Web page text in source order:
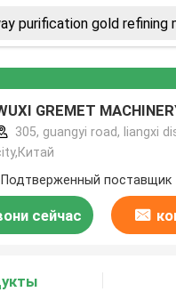
GREMET
305, guangyi road, liangxi
Подтверженный поставщик
сейчас